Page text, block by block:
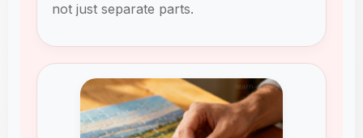
not just separate parts.